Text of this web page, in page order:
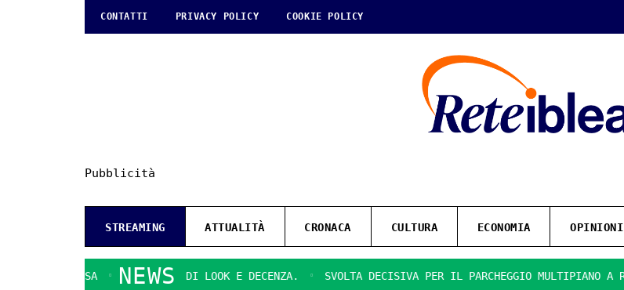
CONTATTI PRIVACY POLICY COOKIE POLICY
Pubblicità
STREAMING ATTUALITÀ CRONACA CULTURA ECONOMIA OPINIONI
NEWS
QUESTIONI DI LOOK E DECENZA. SVOLTA DECISIVA PER IL PARCHEGGIO MULTIPIANO A RAGUSA IBLA.